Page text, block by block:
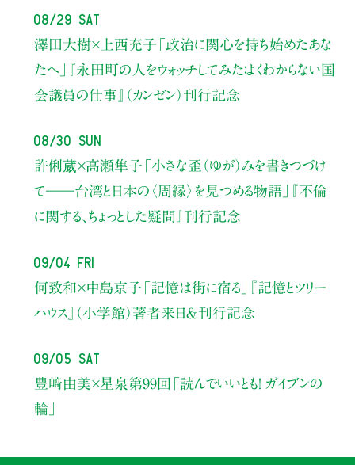
08/29 Sat
澤田大樹×上西充子 「政治に関心を持ち始めたあな
たへ」
『永田町の人をウォッチしてみた：よくわからない国
会議員の仕事』（カンゼン）刊行記念
08/30 Sun
許俐葳×高瀬隼子 「小さな歪（ゆが）みを書きつづけ
て――台湾と日本の〈周縁〉を見つめる物語」
『不倫
に関する、ちょっとした疑問』刊行記念
09/04 Fri
何致和×中島京子 「記憶は街に宿る」
『記憶とツリー
ハウス』（小学館）著者来日＆刊行記念
09/05 Sat
豊﨑由美×星泉 第99回「読んでいいとも！ ガイブンの
輪」